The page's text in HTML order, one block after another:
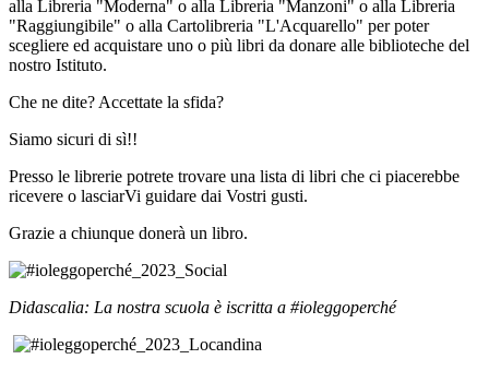
alla Libreria "Moderna" o alla Libreria "Manzoni" o alla Libreria
"Raggiungibile" o alla Cartolibreria "L'Acquarello" per poter
scegliere ed acquistare uno o più libri da donare alle biblioteche del
nostro Istituto.
Che ne dite? Accettate la sfida?
Siamo sicuri di sì!!
Presso le librerie potrete trovare una lista di libri che ci piacerebbe
ricevere o lasciarVi guidare dai Vostri gusti.
Grazie a chiunque donerà un libro.
Didascalia: La nostra scuola è iscritta a #ioleggoperché